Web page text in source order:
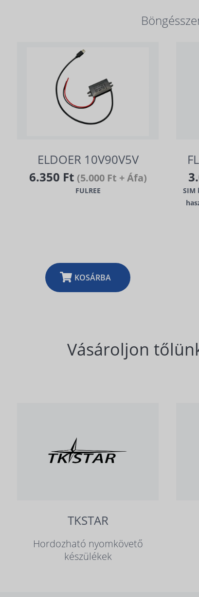
ELDOER 10V90V5V
6.350 Ft (5.000 Ft + Áfa)
FULREE
KOSÁRBA
SIM
Vásároljon
TKSTAR
Hordozható nyomkövető
készülékek